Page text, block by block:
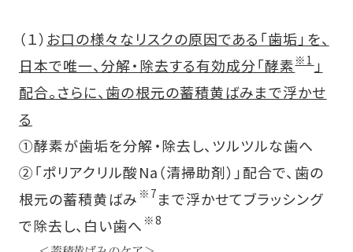
（１） お口の様々なリスクの原因である「歯垢」を、
日本で唯一、分解・除去する有効成分「酵素※1」
配合。さらに、歯の根元の蓄積黄ばみまで浮かせ
る
①酵素が歯垢を分解・除去し、ツルツルな歯へ
②「ポリアクリル酸Na（清掃助剤）」配合で、歯の
根元の蓄積黄ばみ ※7 まで浮かせてブラッシング
で除去し、白い歯へ ※8